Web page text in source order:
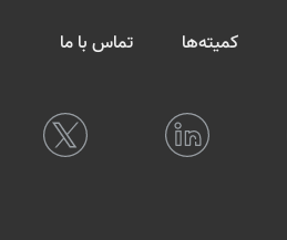
کمیته‌ها تماس با ما